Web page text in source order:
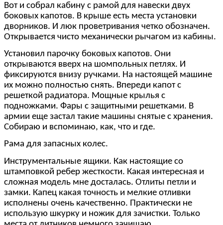
Вот и собрал кабину с рамой для навески двух
боковых капотов. В крыше есть места установки
дворников. И люк проветривания четко обозначен.
Открывается чисто механически рычагом из кабины.
Установил парочку боковых капотов. Они
открываются вверх на шомпольных петлях. И
фиксируются внизу ручками. На настоящей машине
их можно полностью снять. Впереди капот с
решеткой радиатора. Мощные крылья с
подножками. Фары с защитными решетками. В
армии еще застал такие машины снятые с хранения.
Собираю и вспоминаю, как, что и где.
Рама для запасных колес.
Инструментальные ящики. Как настоящие со
штамповкой ребер жесткости. Какая интересная и
сложная модель мне досталась. Отлиты петли и
замки. Капец какая точность и мелкие отливки
исполнены очень качественно. Практически не
использую шкурку и ножик для зачистки. Только